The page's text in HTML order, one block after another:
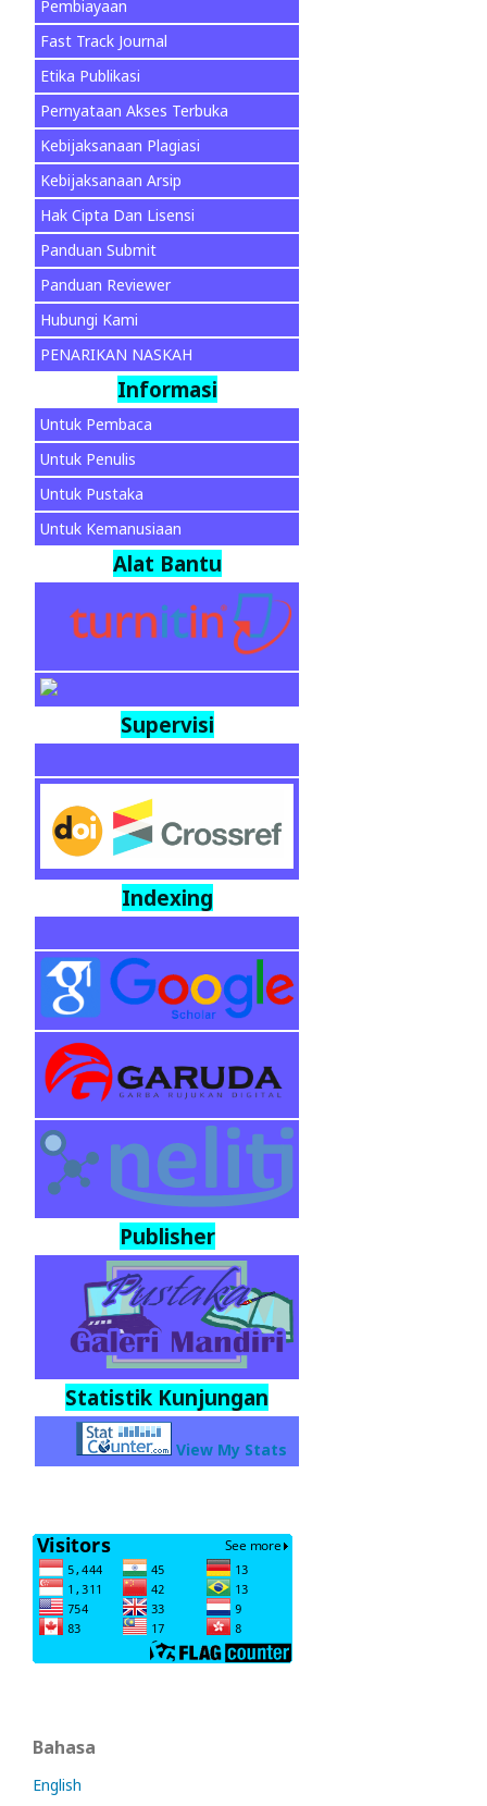
Pembiayaan
Fast Track Journal
Etika Publikasi
Pernyataan Akses Terbuka
Kebijaksanaan Plagiasi
Kebijaksanaan Arsip
Hak Cipta Dan Lisensi
Panduan Submit
Panduan Reviewer
Hubungi Kami
PENARIKAN NASKAH
Informasi
Untuk Pembaca
Untuk Penulis
Untuk Pustaka
Untuk Kemanusiaan
Alat Bantu
Supervisi
Indexing
Publisher
Statistik Kunjungan
View My Stats
Bahasa
English